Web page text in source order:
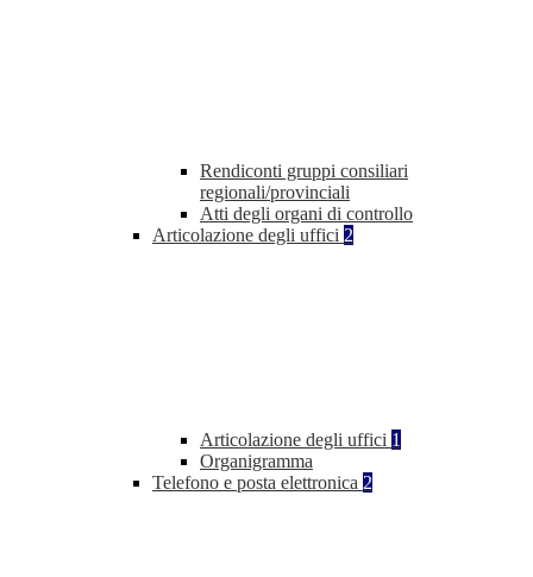
Rendiconti gruppi consiliari
regionali/provinciali
Atti degli organi di controllo
Articolazione degli uffici 2
Articolazione degli uffici 1
Organigramma
Telefono e posta elettronica 2